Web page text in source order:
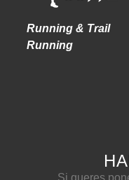
Running & Trail
Running